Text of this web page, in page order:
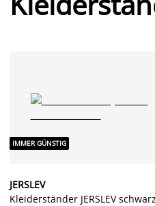
IMMER GÜNSTIG
JERSLEV
Kleiderständer JERSLEV